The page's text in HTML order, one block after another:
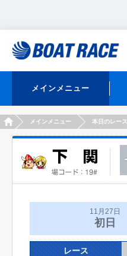
メインメニュー
HOMEメインメニュー 本日のレース
11月27日
初日
レース